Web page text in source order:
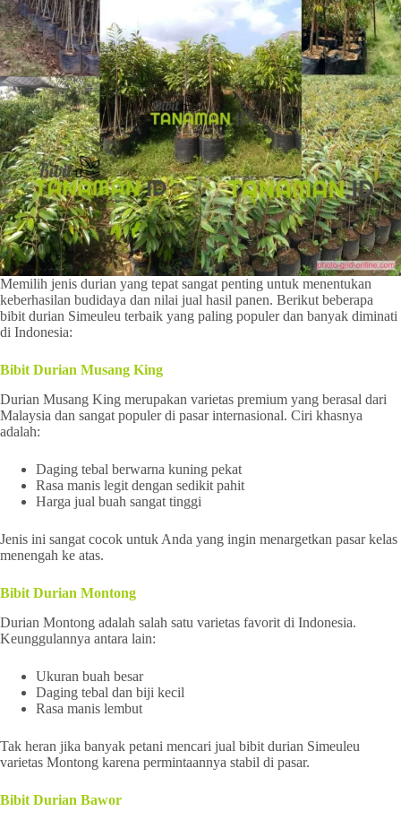
Memilih jenis durian yang tepat sangat penting untuk menentukan
keberhasilan budidaya dan nilai jual hasil panen. Berikut beberapa
bibit durian Simeuleu terbaik yang paling populer dan banyak diminati
di Indonesia:
Bibit Durian Musang King
Durian Musang King merupakan varietas premium yang berasal dari
Malaysia dan sangat populer di pasar internasional. Ciri khasnya
adalah:
Daging tebal berwarna kuning pekat
Rasa manis legit dengan sedikit pahit
Harga jual buah sangat tinggi
Jenis ini sangat cocok untuk Anda yang ingin menargetkan pasar kelas
menengah ke atas.
Bibit Durian Montong
Durian Montong adalah salah satu varietas favorit di Indonesia.
Keunggulannya antara lain:
Ukuran buah besar
Daging tebal dan biji kecil
Rasa manis lembut
Tak heran jika banyak petani mencari jual bibit durian Simeuleu
varietas Montong karena permintaannya stabil di pasar.
Bibit Durian Bawor